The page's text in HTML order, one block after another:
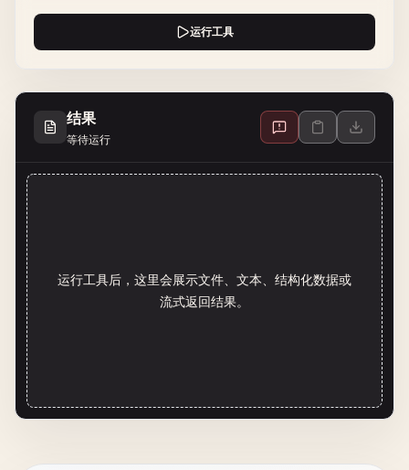
运行工具
结果
等待运行
运行工具后，这里会展示文件、文本、结构化数据或
流式返回结果。